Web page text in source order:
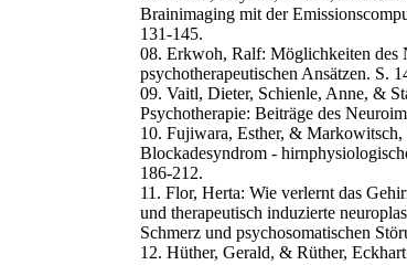
Brainimaging mit der
131-145.
08. Erkwoh, Ralf: Möglichkeiten des
psychotherapeutischen Ansätzen. S.
09. Vaitl, Dieter, Schienle, Anne, &
Psychotherapie: Beiträge des
10. Fujiwara, Esther, & Markowitsch,
Blockadesyndrom -
186-212.
11. Flor, Herta: Wie verlernt das
und therapeutisch induzierte
Schmerz und psychosomatischen
12. Hüther, Gerald, & Rüther,